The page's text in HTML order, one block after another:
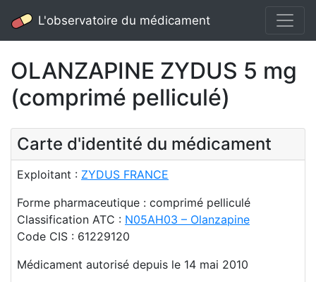
L'observatoire du médicament
OLANZAPINE ZYDUS 5 mg
(comprimé pelliculé)
Carte d'identité du médicament
Exploitant : ZYDUS FRANCE
Forme pharmaceutique : comprimé pelliculé
Classification ATC : N05AH03 – Olanzapine
Code CIS : 61229120
Médicament autorisé depuis le 14 mai 2010